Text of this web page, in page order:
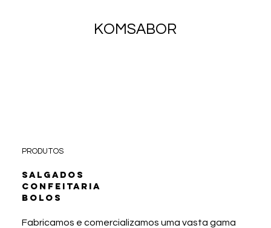
KOMSABOR
PRODUTOS
SALGADOS
CONFEITARIA
BOLOS
Fabricamos e comercializamos uma vasta gama